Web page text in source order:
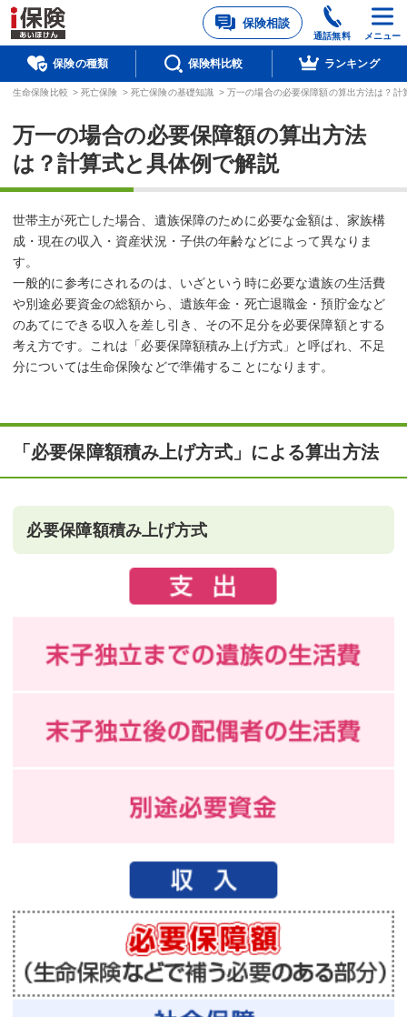
保険相談
通話無料 メニュー
保険の種類 保険料比較 ランキング
生命保険比較 > 死亡保険 > 死亡保険の基礎知識 > 万一の場合の必要保障額の算出方法は？計
万一の場合の必要保障額の算出方法
は？計算式と具体例で解説
世帯主が死亡した場合、遺族保障のために必要な金額は、家族構
成・現在の収入・資産状況・子供の年齢などによって異なりま
す。
一般的に参考にされるのは、いざという時に必要な遺族の生活費
や別途必要資金の総額から、遺族年金・死亡退職金・預貯金など
のあてにできる収入を差し引き、その不足分を必要保障額とする
考え方です。これは「必要保障額積み上げ方式」と呼ばれ、不足
分については生命保険などで準備することになります。
「必要保障額積み上げ方式」による算出方法
必要保障額積み上げ方式